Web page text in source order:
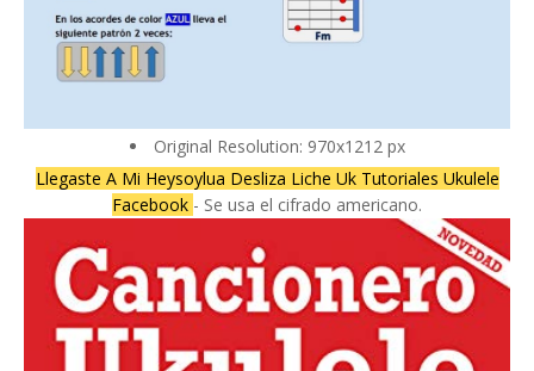
Original Resolution: 970x1212 px
Llegaste A Mi Heysoylua Desliza Liche Uk Tutoriales Ukulele
Facebook - Se usa el cifrado americano.